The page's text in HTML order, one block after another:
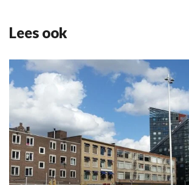
Lees ook